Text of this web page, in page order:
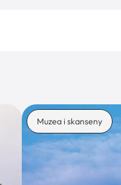
Muzea i skanseny